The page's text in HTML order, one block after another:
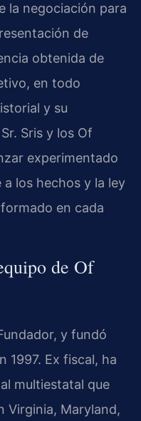
la negociación para
de
obtenida de
en todo
y su
Sris y los Of
experimentado
los hechos y la ley
en cada
de Of
y fundó
1997. Ex fiscal, ha
multiestatal que
Virginia, Maryland,